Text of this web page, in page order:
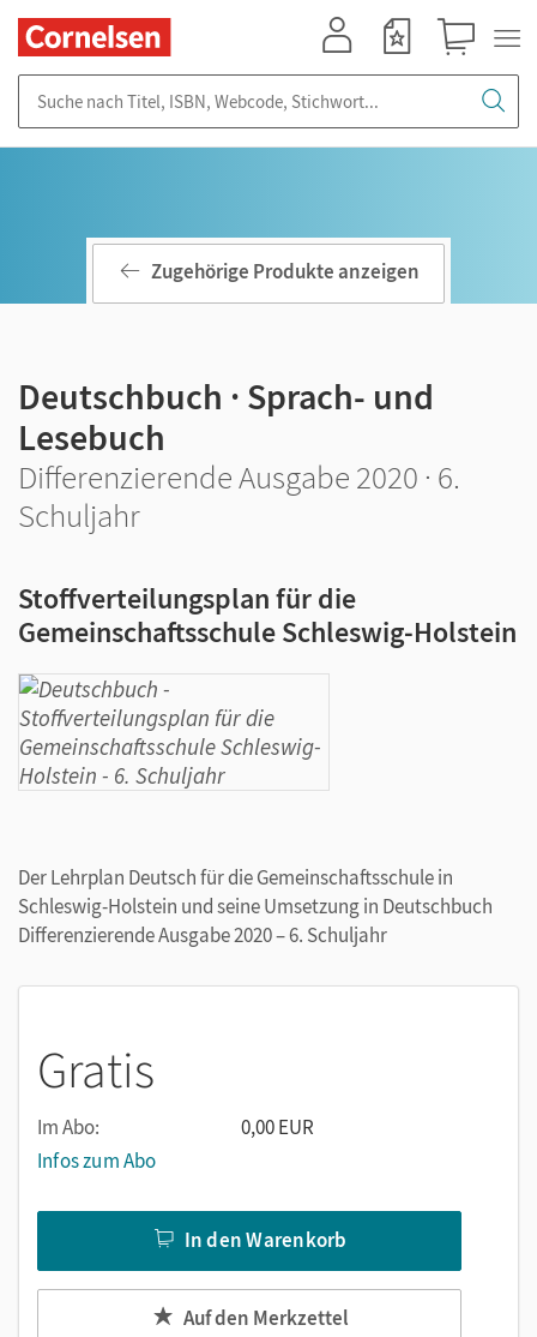
Zugehörige Produkte anzeigen
Deutschbuch · Sprach- und
Lesebuch
Differenzierende Ausgabe 2020 · 6.
Schuljahr
Stoffverteilungsplan für die
Gemeinschaftsschule Schleswig-Holstein
Der Lehrplan Deutsch für die Gemeinschaftsschule in
Schleswig-Holstein und seine Umsetzung in Deutschbuch
Differenzierende Ausgabe 2020 – 6. Schuljahr
Gratis
Im Abo:
0,00 EUR
Infos zum Abo
In den Warenkorb
Auf den Merkzettel